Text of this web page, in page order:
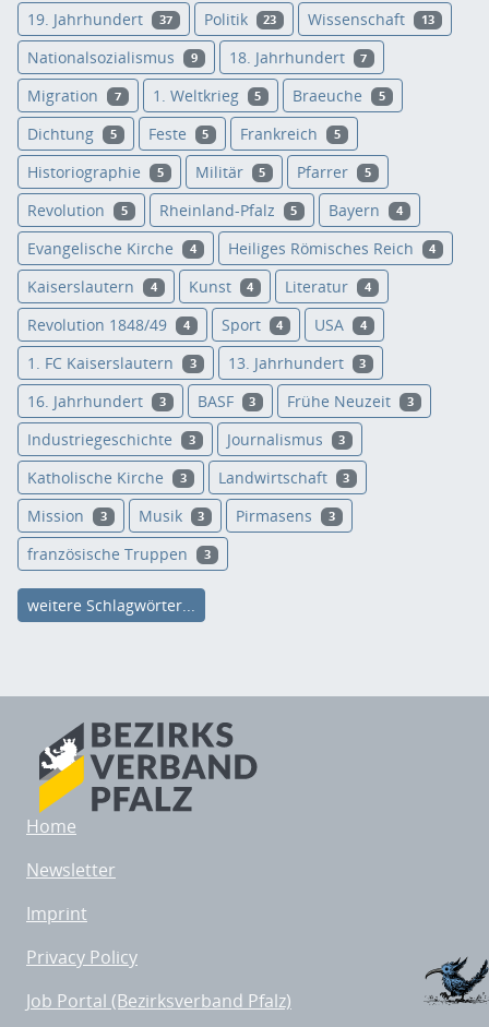
19. Jahrhundert 37 Politik 23 Wissenschaft 13
Nationalsozialismus 9 18. Jahrhundert 7
Migration 7 1. Weltkrieg 5 Braeuche 5
Dichtung 5 Feste 5 Frankreich 5
Historiographie 5 Militär 5 Pfarrer 5
Revolution 5 Rheinland-Pfalz 5 Bayern 4
Evangelische Kirche 4 Heiliges Römisches Reich 4
Kaiserslautern 4 Kunst 4 Literatur 4
Revolution 1848/49 4 Sport 4 USA 4
1. FC Kaiserslautern 3 13. Jahrhundert 3
16. Jahrhundert 3 BASF 3 Frühe Neuzeit 3
Industriegeschichte 3 Journalismus 3
Katholische Kirche 3 Landwirtschaft 3
Mission 3 Musik 3 Pirmasens 3
französische Truppen 3
weitere Schlagwörter...
Home
Newsletter
Imprint
Privacy Policy
Job Portal (Bezirksverband Pfalz)